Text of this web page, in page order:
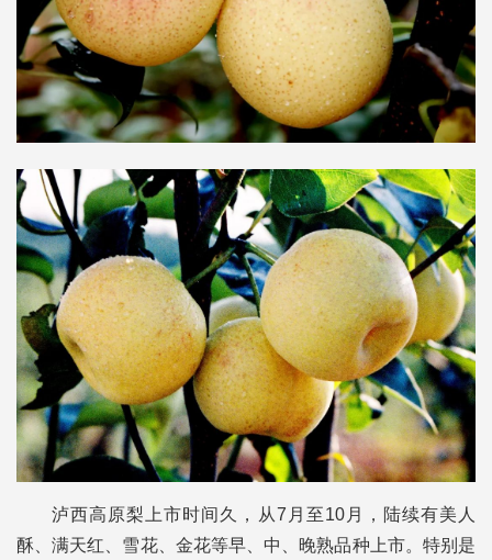
泸西高原梨上市时间久，从7月至10月，陆续有美人
酥、满天红、雪花、金花等早、中、晚熟品种上市。特别是